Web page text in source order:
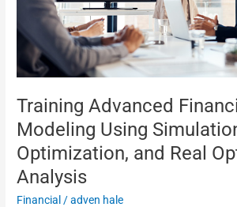
Training Advanced
Modeling Using
Optimization, and Real
Analysis
Financial /adven hale
Real
Option
Analysis